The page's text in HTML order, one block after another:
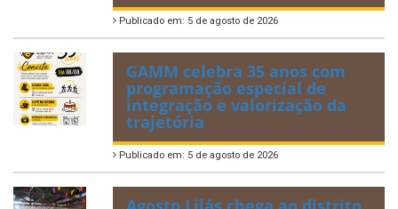
Publicado em: 5 de agosto de 2026
GAMM celebra 35 anos com
programação especial de
integração e valorização da
trajetória
Publicado em: 5 de agosto de 2026